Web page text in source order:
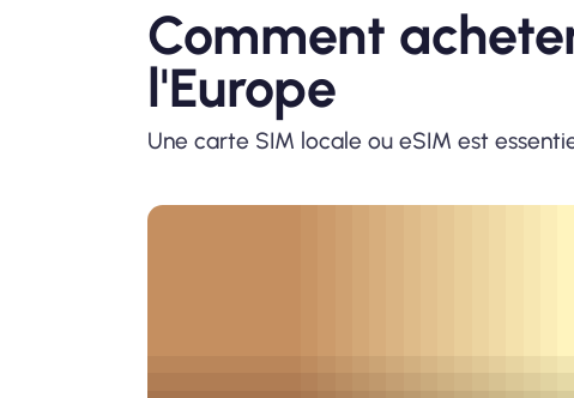
Comment
l'Europe
Une carte SIM locale ou eSIM est